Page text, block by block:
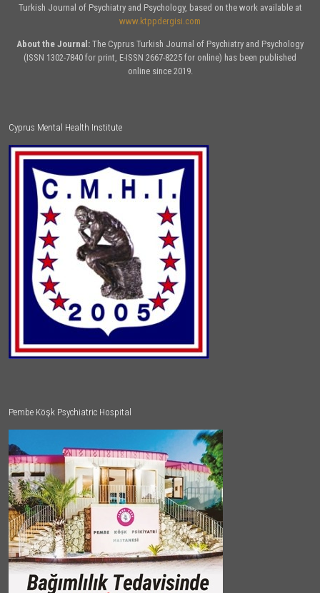
Turkish Journal of Psychiatry and Psychology, based on the work available at
www.ktppdergisi.com
About the Journal: The Cyprus Turkish Journal of Psychiatry and Psychology
(ISSN 1302-7840 for print, E-ISSN 2667-8225 for online) has been published
online since 2019.
Cyprus Mental Health Institute
Pembe Köşk Psychiatric Hospital